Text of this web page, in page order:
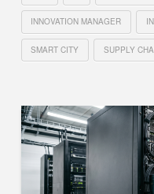
INNOVATION MANAGER
SMART CITY SUPPLY